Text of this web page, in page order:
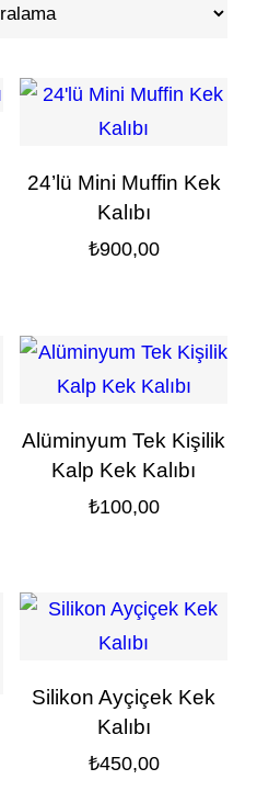
24’lü Mini Muffin Kek
Kalıbı
₺900,00
Alüminyum Tek Kişilik
Kalp Kek Kalıbı
₺100,00
Silikon Ayçiçek Kek
Kalıbı
₺450,00